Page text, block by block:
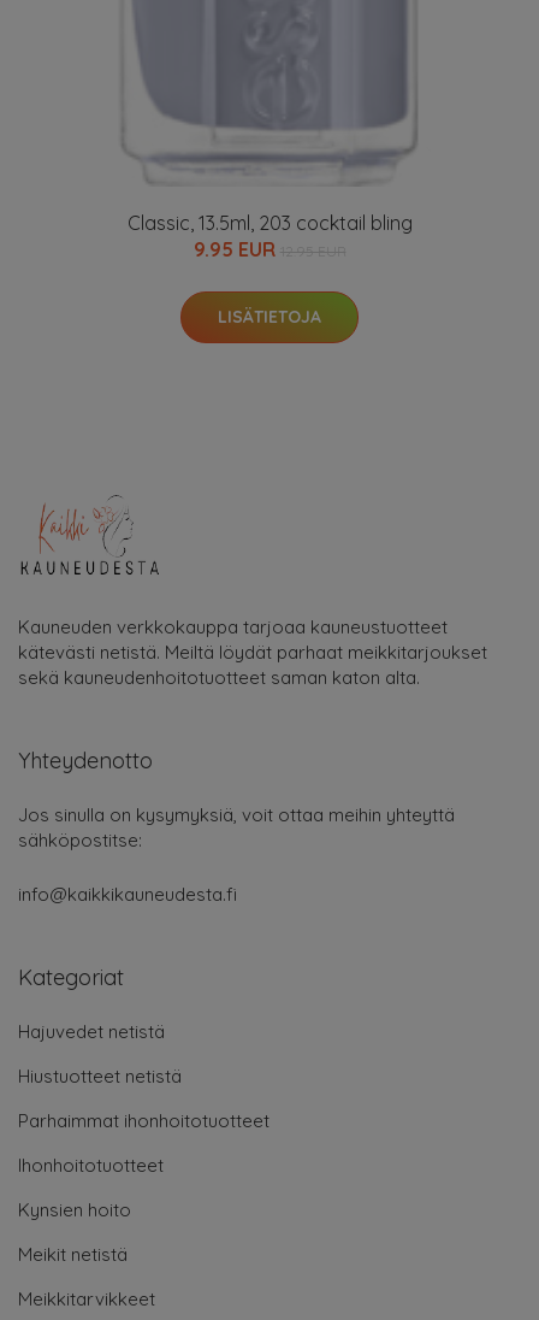
Classic, 13.5ml, 203 cocktail bling
9.95 EUR
LISÄTIETOJA
Kauneuden verkkokauppa tarjoaa kauneustuotteet
kätevästi netistä. Meiltä löydät parhaat meikkitarjoukset
sekä kauneudenhoitotuotteet saman katon alta.
Yhteydenotto
Jos sinulla on kysymyksiä, voit ottaa meihin yhteyttä
sähköpostitse:
info@kaikkikauneudesta.fi
Kategoriat
Hajuvedet netistä
Hiustuotteet netistä
Parhaimmat ihonhoitotuotteet
Ihonhoitotuotteet
Kynsien hoito
Meikit netistä
Meikkitarvikkeet